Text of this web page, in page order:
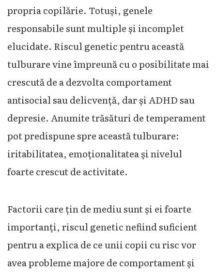
propria copilărie. Totuși, genele
responsabile sunt multiple și incomplet
elucidate. Riscul genetic pentru această
tulburare vine împreună cu o posibilitate mai
crescută de a dezvolta comportament
antisocial sau delicvență, dar și ADHD sau
depresie. Anumite trăsături de temperament
pot predispune spre această tulburare:
iritabilitatea, emoționalitatea și nivelul
foarte crescut de activitate.
Factorii care țin de mediu sunt și ei foarte
importanți, riscul genetic nefiind suficient
pentru a explica de ce unii copii cu risc vor
avea probleme majore de comportament și